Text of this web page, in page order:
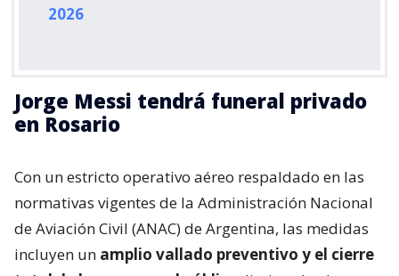
2026
Jorge Messi tendrá funeral privado
en Rosario
Con un estricto operativo aéreo respaldado en las
normativas vigentes de la Administración Nacional
de Aviación Civil (ANAC) de Argentina, las medidas
incluyen un amplio vallado preventivo y el cierre